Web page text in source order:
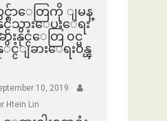
ဂ်ာေတြကို ျမန္
င္ငံသားေပးေရး
ားနိုင္ငံေတြ ၀င္မ
ငံျခားေရး၀န္ၾ
10, 2019
Htein Lin